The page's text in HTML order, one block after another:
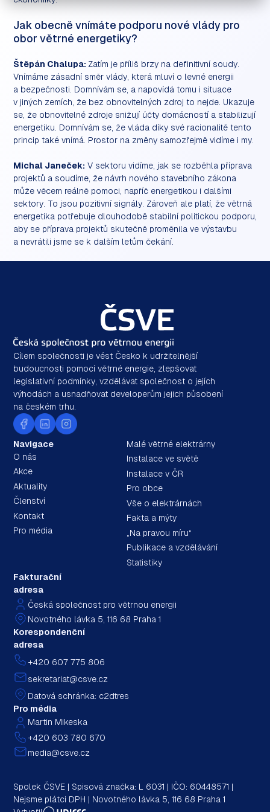
Jak obecně vnímáte podporu nové vlády pro
obor větrné energetiky?
Štěpán Chalupa: Zatím je příliš brzy na definitivní soudy.
Vnímáme zásadní směr vlády, která mluví o levné energii
a bezpečnosti. Domnívám se, a napovídá tomu i situace
v jiných zemích, že bez obnovitelných zdroj to nejde. Ukazuje
se, že obnovitelné zdroje snižují účty domácností a stabilizují
energetiku. Domnívám se, že vláda díky své racionalitě tento
princip také vnímá. Prostor na změny samozřejmě vidíme i my.
Michal Janeček: V sektoru vidíme, jak se rozběhla příprava
projektů a soudíme, že návrh nového stavebního zákona
může věcem reálně pomoci, napříč energetikou i dalšími
sektory. To jsou pozitivní signály. Zároveň ale platí, že větrná
energetika potřebuje dlouhodobě stabilní politickou podporu,
aby se příprava projektů skutečně proměnila ve výstavbu
a nevrátili jsme se k dalším letům čekání.
Cílem společnosti je vést Česko k udržitelnější
budoucnosti pomocí větrné energie, zlepšovat
legislativní podmínky, vzdělávat společnost o jejích
výhodách a usnadňovat developerům jejich působení
na českém trhu.
Navigace
O nás
Akce
Aktuality
Členství
Kontakt
Pro média
Malé větrné elektrárny
Instalace ve světě
Instalace v ČR
Pro obce
Vše o elektrárnách
Fakta a mýty
„Na pravou míru“
Publikace a vzdělávání
Statistiky
Fakturační
adresa
Česká společnost pro větrnou energii
Novotného lávka 5, 116 68 Praha 1
Korespondenční
adresa
+420 607 775 806
sekretariat@csve.cz
Datová schránka: c2dtres
Pro média
Martin Mikeska
+420 603 780 670
media@csve.cz
Spolek ČSVE | Spisová značka: L 6031 | IČO: 60448571 |
Nejsme plátci DPH | Novotného lávka 5, 116 68 Praha 1